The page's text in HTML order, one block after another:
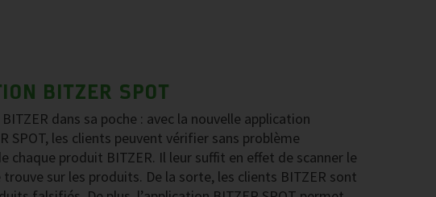
BITZER SPOT
dans sa poche : avec la nouvelle application
SPOT, les clients peuvent vérifier sans problème
chaque produit BITZER. Il leur suffit en effet de scanner le
trouve sur les produits. De la sorte, les clients BITZER sont